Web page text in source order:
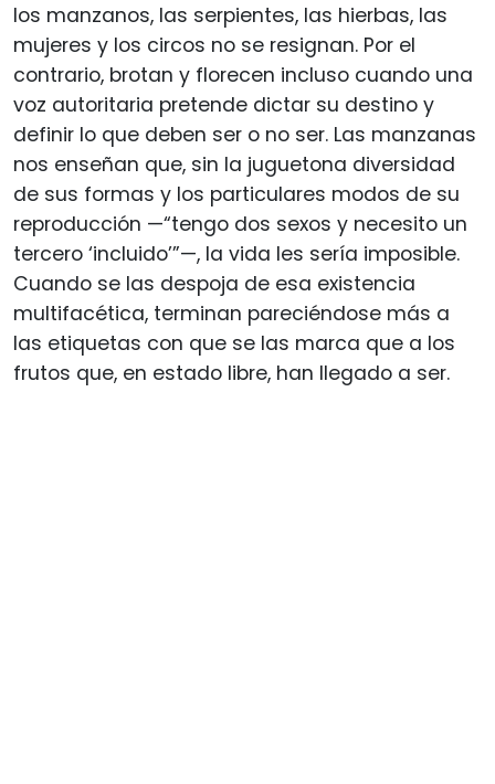
los manzanos, las serpientes, las hierbas, las
mujeres y los circos no se resignan. Por el
contrario, brotan y florecen incluso cuando una
voz autoritaria pretende dictar su destino y
definir lo que deben ser o no ser. Las manzanas
nos enseñan que, sin la juguetona diversidad
de sus formas y los particulares modos de su
reproducción —“tengo dos sexos y necesito un
tercero ‘incluido’”—, la vida les sería imposible.
Cuando se las despoja de esa existencia
multifacética, terminan pareciéndose más a
las etiquetas con que se las marca que a los
frutos que, en estado libre, han llegado a ser.